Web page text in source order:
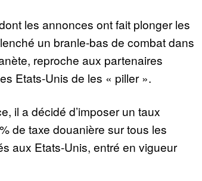
les annonces ont fait plonger les
un branle-bas de combat dans
reproche aux partenaires
Etats-Unis de les « piller ».
il a décidé d’imposer un taux
de taxe douanière sur tous les
aux Etats-Unis, entré en vigueur